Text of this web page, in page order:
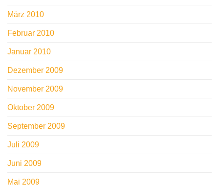
März 2010
Februar 2010
Januar 2010
Dezember 2009
November 2009
Oktober 2009
September 2009
Juli 2009
Juni 2009
Mai 2009